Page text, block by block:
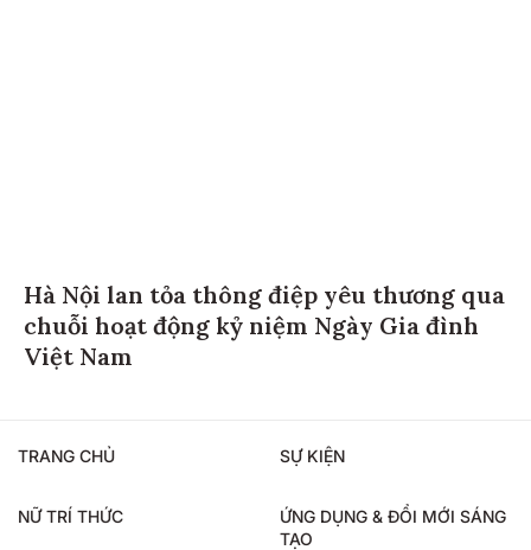
Hà Nội lan tỏa thông điệp yêu thương qua
chuỗi hoạt động kỷ niệm Ngày Gia đình
Việt Nam
TRANG CHỦ SỰ KIỆN
NỮ TRÍ THỨC
ỨNG DỤNG & ĐỔI MỚI SÁNG
TẠO